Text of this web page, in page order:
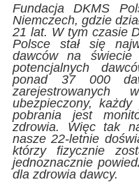
Fundacja DKMS
Niemczech, gdzie
21 lat. W tym czasie
Polsce stał się
dawców na
potencjalnych
ponad 37 000
ubezpieczony,
pobrania jest
zdrowia. Więc tak
nasze 22-letnie
którzy fizycznie
jednoznacznie
dla zdrowia dawcy.